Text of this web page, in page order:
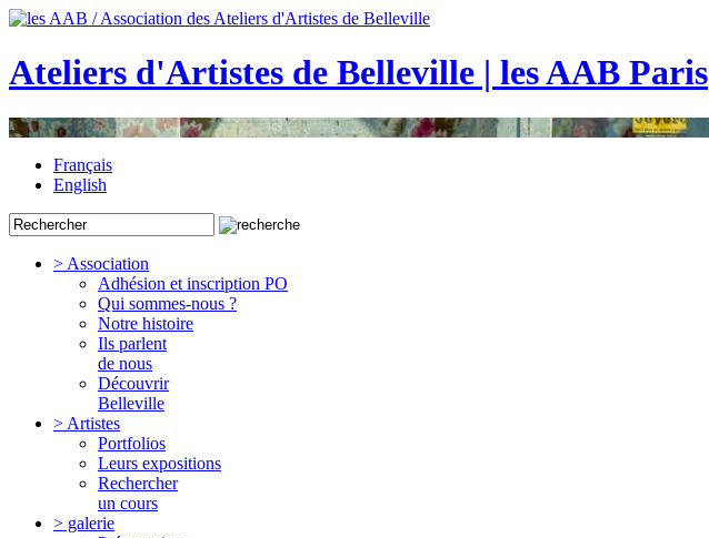
Ateliers d'Artistes de Belleville | les AAB Paris
Français
English
> Association
Adhésion et inscription PO
Qui sommes-nous ?
Notre histoire
Ils parlent
de nous
Découvrir
Belleville
> Artistes
Portfolios
Leurs expositions
Rechercher
un cours
> galerie